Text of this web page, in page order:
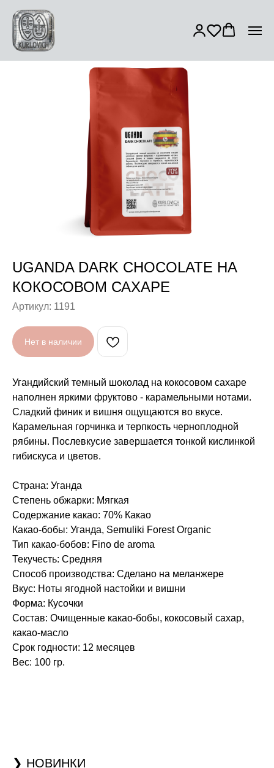
UGANDA DARK CHOCOLATE НА
КОКОСОВОМ САХАРЕ
Артикул: 1191
Нет в наличии
Угандийский темный шоколад на кокосовом сахаре
наполнен яркими фруктово - карамельными нотами.
Сладкий финик и вишня ощущаются во вкусе.
Карамельная горчинка и терпкость черноплодной
рябины. Послевкусие завершается тонкой кислинкой
гибискуса и цветов.
Страна: Уганда
Степень обжарки: Мягкая
Содержание какао: 70% Какао
Какао-бобы: Уганда, Semuliki Forest Organic
Тип какао-бобов: Fino de aroma
Текучесть: Средняя
Способ производства: Сделано на меланжере
Вкус: Ноты ягодной настойки и вишни
Форма: Кусочки
Состав: Очищенные какао-бобы, кокосовый сахар,
какао-масло
Срок годности: 12 месяцев
Вес: 100 гр.
❯ НОВИНКИ